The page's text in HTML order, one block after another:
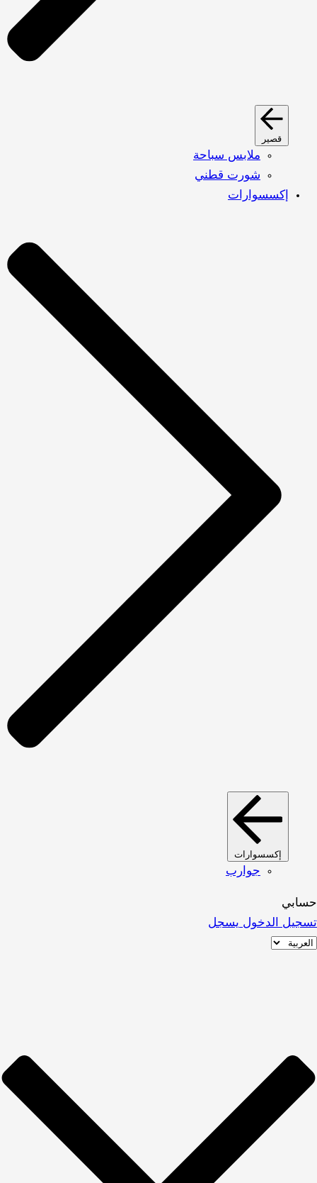
قصير
ملابس سباحة
شورت قطني
إكسسوارات
إكسسوارات
جوارب
حسابي
تسجيل الدخول يسجل